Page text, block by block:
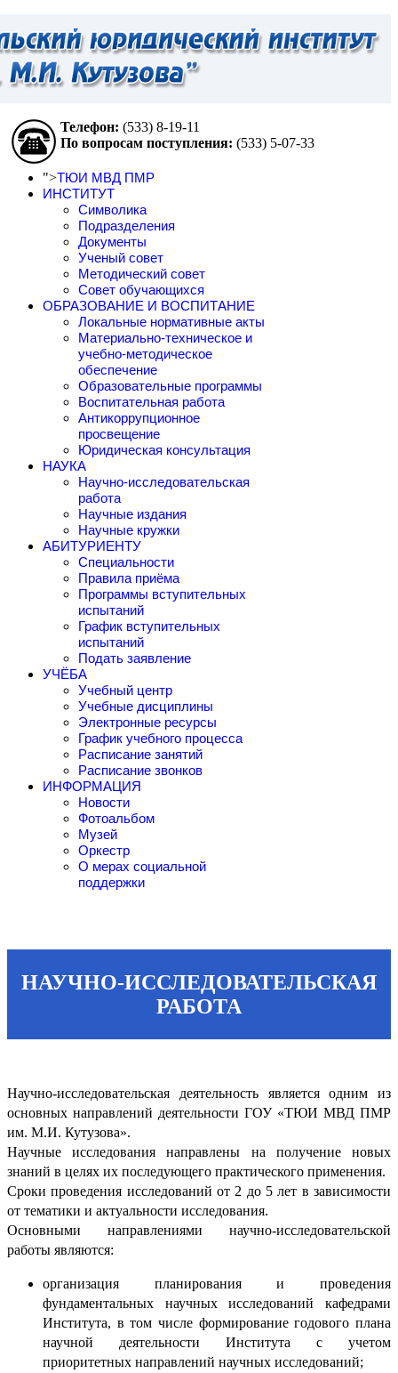
Телефон: (533) 8-19-11
По вопросам поступления: (533) 5-07-33
">ТЮИ МВД ПМР
ИНСТИТУТ
Символика
Подразделения
Документы
Ученый совет
Методический совет
Совет обучающихся
ОБРАЗОВАНИЕ И ВОСПИТАНИЕ
Локальные нормативные акты
Материально-техническое и
учебно-методическое
обеспечение
Образовательные программы
Воспитательная работа
Антикоррупционное
просвещение
Юридическая консультация
НАУКА
Научно-исследовательская
работа
Научные издания
Научные кружки
АБИТУРИЕНТУ
Специальности
Правила приёма
Программы вступительных
испытаний
График вступительных
испытаний
Подать заявление
УЧЁБА
Учебный центр
Учебные дисциплины
Электронные ресурсы
График учебного процесса
Расписание занятий
Расписание звонков
ИНФОРМАЦИЯ
Новости
Фотоальбом
Музей
Оркестр
О мерах социальной
поддержки
НАУЧНО-ИССЛЕДОВАТЕЛЬСКАЯ
РАБОТА
Научно-исследовательская деятельность является одним из
основных направлений деятельности ГОУ «ТЮИ МВД ПМР
им. М.И. Кутузова».
Научные исследования направлены на получение новых
знаний в целях их последующего практического применения.
Сроки проведения исследований от 2 до 5 лет в зависимости
от тематики и актуальности исследования.
Основными направлениями научно-исследовательской
работы являются:
организация планирования и проведения
фундаментальных научных исследований кафедрами
Института, в том числе формирование годового плана
научной деятельности Института с учетом
приоритетных направлений научных исследований;